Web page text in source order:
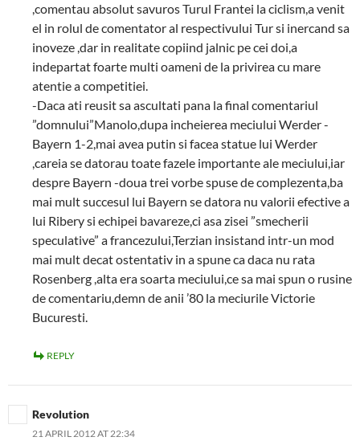
,comentau absolut savuros Turul Frantei la ciclism,a venit
el in rolul de comentator al respectivului Tur si inercand sa
inoveze ,dar in realitate copiind jalnic pe cei doi,a
indepartat foarte multi oameni de la privirea cu mare
atentie a competitiei.
-Daca ati reusit sa ascultati pana la final comentariul
”domnului”Manolo,dupa incheierea meciului Werder -
Bayern 1-2,mai avea putin si facea statue lui Werder
,careia se datorau toate fazele importante ale meciului,iar
despre Bayern -doua trei vorbe spuse de complezenta,ba
mai mult succesul lui Bayern se datora nu valorii efective a
lui Ribery si echipei bavareze,ci asa zisei ”smecherii
speculative” a francezului,Terzian insistand intr-un mod
mai mult decat ostentativ in a spune ca daca nu rata
Rosenberg ,alta era soarta meciului,ce sa mai spun o rusine
de comentariu,demn de anii ’80 la meciurile Victorie
Bucuresti.
REPLY
Revolution
21 APRIL 2012 AT 22:34